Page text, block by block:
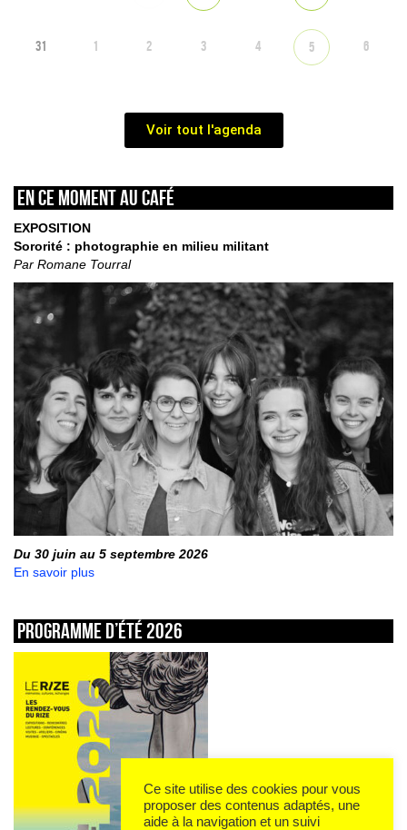
31 1 2 3 4 5 6
Voir tout l'agenda
En ce moment au café
EXPOSITION
Sororité : photographie en milieu militant
Par Romane Tourral
Du 30 juin au 5 septembre 2026
En savoir plus
Programme d’été 2026
Ce site utilise des cookies pour vous
proposer des contenus adaptés, une
aide à la navigation et un suivi